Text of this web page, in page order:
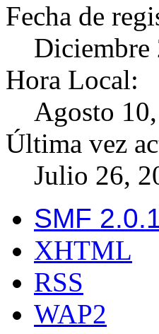
Fecha de
Diciembre
Hora Local:
Agosto
Última vez
Julio 26,
SMF
XHTML
RSS
WAP2